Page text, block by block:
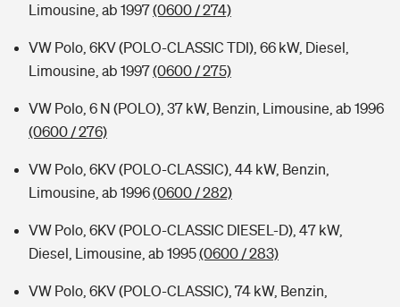
Limousine, ab 1997(0600 / 274)
VW Polo, 6KV (POLO-CLASSIC TDI), 66 kW, Diesel,
Limousine, ab 1997(0600 / 275)
VW Polo, 6 N (POLO), 37 kW, Benzin, Limousine, ab 1996
(0600 / 276)
VW Polo, 6KV (POLO-CLASSIC), 44 kW, Benzin,
Limousine, ab 1996(0600 / 282)
VW Polo, 6KV (POLO-CLASSIC DIESEL-D), 47 kW,
Diesel, Limousine, ab 1995(0600 / 283)
VW Polo, 6KV (POLO-CLASSIC), 74 kW, Benzin,